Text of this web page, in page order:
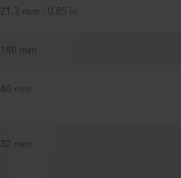
21.3 mm / 0.85 in
180 mm
40 mm
32 mm